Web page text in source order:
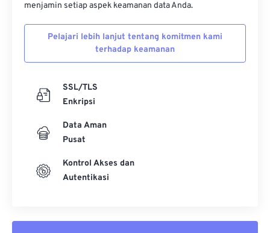
menjamin setiap aspek keamanan data Anda.
Pelajari lebih lanjut tentang komitmen kami
terhadap keamanan
SSL/TLS
Enkripsi
Data Aman
Pusat
Kontrol Akses dan
Autentikasi